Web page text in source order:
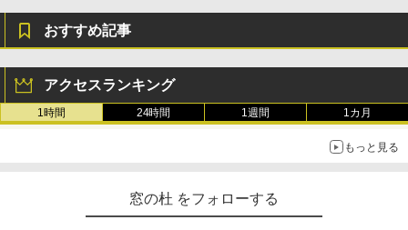
おすすめ記事
アクセスランキング
1時間 24時間 1週間 1カ月
もっと見る
窓の杜 をフォローする